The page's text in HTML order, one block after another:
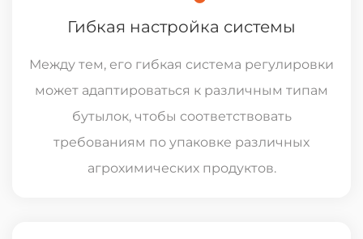
Гибкая настройка системы
Между тем, его гибкая система регулировки
может адаптироваться к различным типам
бутылок, чтобы соответствовать
требованиям по упаковке различных
агрохимических продуктов.